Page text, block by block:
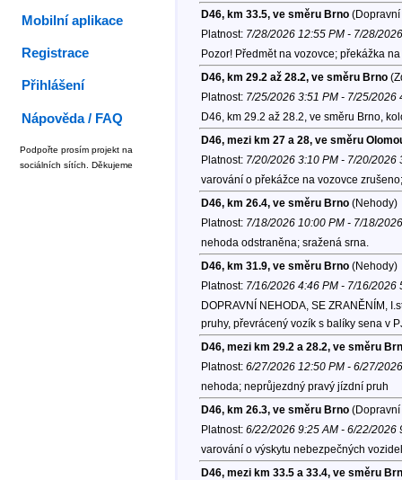
D46, km 33.5, ve směru Brno(Dopravní
Platnost: 7/28/2026 12:55 PM - 7/28/
Pozor! Předmět na vozovce; překážka
D46, km 29.2 až 28.2, ve směru Brno
Platnost: 7/25/2026 3:51 PM - 7/25/2026
D46, km 29.2 až 28.2, ve směru Brno,
D46, mezi km 27 a 28, ve směru
Platnost: 7/20/2026 3:10 PM - 7/20/2026
varování o překážce na vozovce
D46, km 26.4, ve směru Brno(Nehody)
Platnost: 7/18/2026 10:00 PM - 7/18/
nehoda odstraněna; sražená srna.
D46, km 31.9, ve směru Brno(Nehody)
Platnost: 7/16/2026 4:46 PM - 7/16/2026
DOPRAVNÍ NEHODA, SE ZRANĚNÍM,
pruhy, převrácený vozík s balíky sena v
D46, mezi km 29.2 a 28.2, ve směru
Platnost: 6/27/2026 12:50 PM - 6/27/
nehoda; neprůjezdný pravý jízdní pruh
D46, km 26.3, ve směru Brno(Dopravní
Platnost: 6/22/2026 9:25 AM - 6/22/2026
varování o výskytu nebezpečných
D46, mezi km 33.5 a 33.4, ve směru
Mobilní aplikace
Registrace
Přihlášení
Nápověda / FAQ
Podpořte prosím projekt na
sociálních sítích. Děkujeme